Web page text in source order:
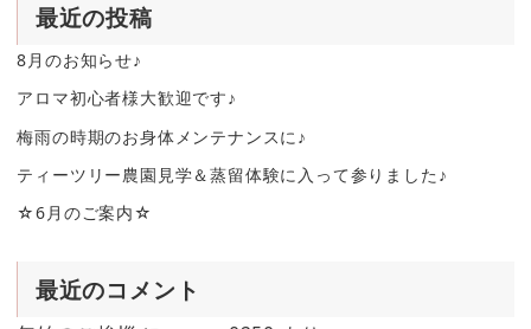
最近の投稿
8月のお知らせ♪
アロマ初心者様大歓迎です♪
梅雨の時期のお身体メンテナンスに♪
ティーツリー農園見学＆蒸留体験に入って参りました♪
☆6月のご案内☆
最近のコメント